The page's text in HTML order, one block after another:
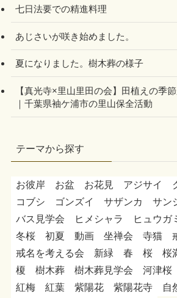
七日法要での精進料理
あじさいが咲き始めました。
夏になりました。樹木葬の様子
【真光寺×里山里田の会】田植えの季
｜千葉県袖ケ浦市の里山保全活動
テーマから探す
お彼岸 お盆 お花見 アジサイ
コブシ
ゴンズイ サザンカ サン
バス見学会
ヒメシャラ ヒュウガ
冬桜
初夏 動画 坐禅会 寺猫
戒名を考える会
新緑 春 桜 桜
榎
樹木葬 樹木葬見学会 河津桜
紅梅
紅葉 紫陽花 紫陽花寺 自